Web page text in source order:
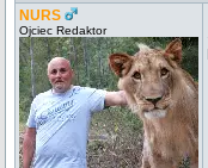
NURS
Ojciec Redaktor